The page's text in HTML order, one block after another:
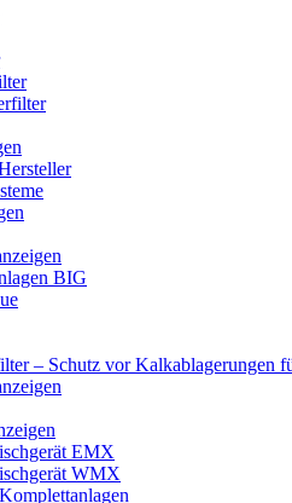
BIG
– Schutz vor Kalkablagerungen
EMX
WMX